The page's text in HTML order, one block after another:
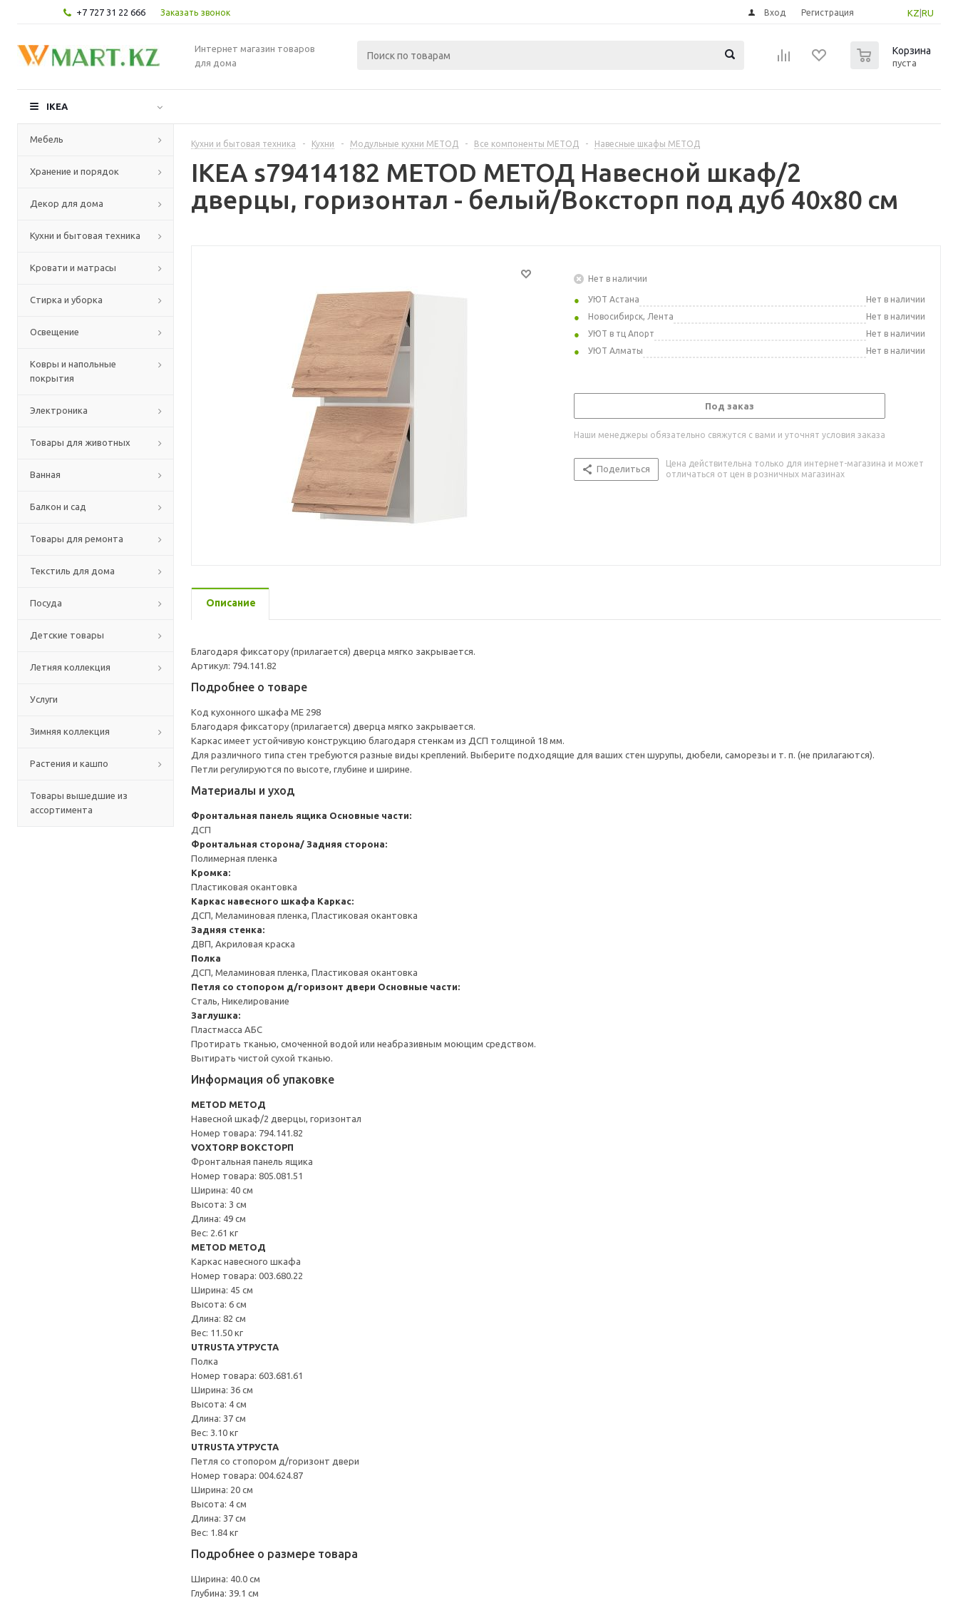
+7 727 31 22 666 Заказать звонок KZ RU
Вход Регистрация
Интернет магазин товаров
для дома
Корзина
пуста
IKEA
Мебель
Хранение и порядок
Декор для дома
Кухни и бытовая техника
Кровати и матрасы
Стирка и уборка
Освещение
Ковры и напольные
покрытия
Электроника
Товары для животных
Ванная
Балкон и сад
Товары для ремонта
Текстиль для дома
Посуда
Детские товары
Летняя коллекция
Услуги
Зимняя коллекция
Растения и кашпо
Товары вышедшие из
ассортимента
Кухни и бытовая техника - Кухни - Модульные кухни МЕТОД - Все компоненты МЕТОД - Навесные шкафы МЕТОД
IKEA s79414182 METOD МЕТОД Навесной шкаф/2
дверцы, горизонтал - белый/Воксторп под дуб 40x80 см
Нет в наличии
УЮТ Астана
Нет в наличии
Новосибирск, Лента
Нет в наличии
УЮТ в тц Апорт
Нет в наличии
УЮТ Алматы
Нет в наличии
Под заказ
Наши менеджеры обязательно свяжутся с вами и уточнят условия заказа
Поделиться
Цена действительна только для интернет-магазина и может
отличаться от цен в розничных магазинах
Описание
Благодаря фиксатору (прилагается) дверца мягко закрывается.
Артикул: 794.141.82
Подробнее о товаре
Код кухонного шкафа ME 298
Благодаря фиксатору (прилагается) дверца мягко закрывается.
Каркас имеет устойчивую конструкцию благодаря стенкам из ДСП толщиной 18 мм.
Для различного типа стен требуются разные виды креплений. Выберите подходящие для ваших стен шурупы, дюбели, саморезы и т. п. (не прилагаются).
Петли регулируются по высоте, глубине и ширине.
Материалы и уход
Фронтальная панель ящика Основные части:
ДСП
Фронтальная сторона/ Задняя сторона:
Полимерная пленка
Кромка:
Пластиковая окантовка
Каркас навесного шкафа Каркас:
ДСП, Меламиновая пленка, Пластиковая окантовка
Задняя стенка:
ДВП, Акриловая краска
Полка
ДСП, Меламиновая пленка, Пластиковая окантовка
Петля со стопором д/горизонт двери Основные части:
Сталь, Никелирование
Заглушка:
Пластмасса АБС
Протирать тканью, смоченной водой или неабразивным моющим средством.
Вытирать чистой сухой тканью.
Информация об упаковке
METOD МЕТОД
Навесной шкаф/2 дверцы, горизонтал
Номер товара: 794.141.82
VOXTORP ВОКСТОРП
Фронтальная панель ящика
Номер товара: 805.081.51
Ширина: 40 см
Высота: 3 см
Длина: 49 см
Вес: 2.61 кг
METOD МЕТОД
Каркас навесного шкафа
Номер товара: 003.680.22
Ширина: 45 см
Высота: 6 см
Длина: 82 см
Вес: 11.50 кг
UTRUSTA УТРУСТА
Полка
Номер товара: 603.681.61
Ширина: 36 см
Высота: 4 см
Длина: 37 см
Вес: 3.10 кг
UTRUSTA УТРУСТА
Петля со стопором д/горизонт двери
Номер товара: 004.624.87
Ширина: 20 см
Высота: 4 см
Длина: 37 см
Вес: 1.84 кг
Подробнее о размере товара
Ширина: 40.0 см
Глубина: 39.1 см